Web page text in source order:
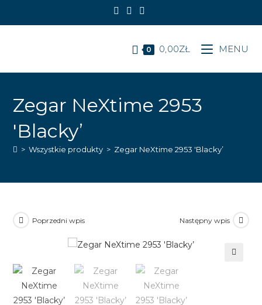
0 0,00ZŁ MENU
Zegar NeXtime 2953
'Blacky’
> Wszystkie produkty > Zegar NeXtime 2953 'Blacky’
Poprzedni wpis Następny wpis